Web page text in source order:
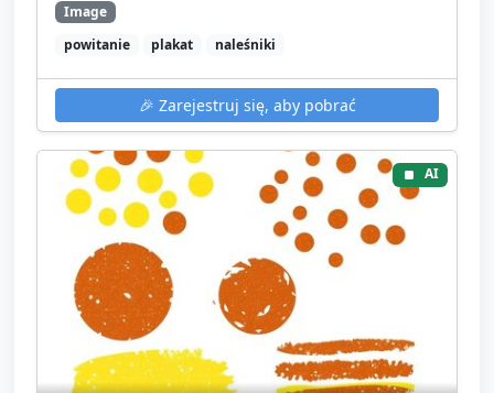
Image
powitanie
plakat naleśniki
🎉 Zarejestruj się, aby pobrać
AI